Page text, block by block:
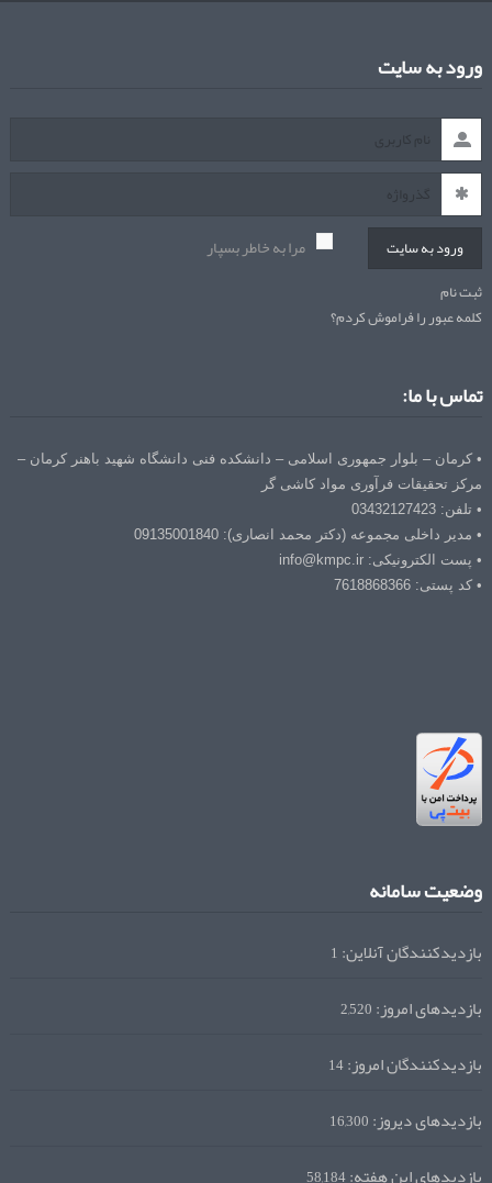
ورود به سایت
ورود به سایت مرا به خاطر بسپار
ثبت نام
کلمه عبور را فراموش کردم؟
تماس با ما:
• کرمان – بلوار جمهوری اسلامی – دانشکده فنی دانشگاه شهید باهنر کرمان –
مرکز تحقیقات فرآوری مواد کاشی گر
• تلفن: 03432127423
• مدیر داخلی مجموعه (دکتر محمد انصاری): 09135001840
• پست الکترونیکی: info@kmpc.ir
• کد پستی: 7618868366
وضعیت سامانه
بازدیدکنندگان آنلاین:1
بازدیدهای امروز:2,520
بازدیدکنندگان امروز:14
بازدیدهای دیروز:16,300
بازدیدهای این هفته:58,184